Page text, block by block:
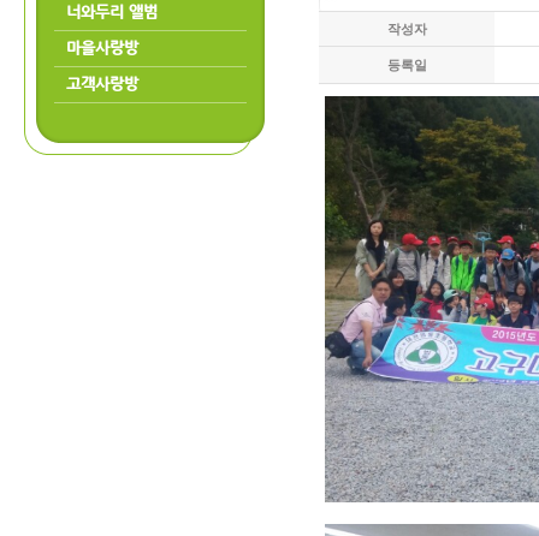
너와두리 앨범
마을사랑방
고객사랑방
작성자
등록일